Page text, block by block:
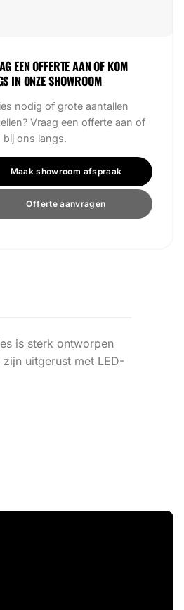
EEN OFFERTE AAN OF KOM
IN ONZE SHOWROOM
nodig of grote aantallen
Vraag een offerte aan of
bij ons langs.
Maak showroom afspraak
Offerte aanvragen
is sterk ontworpen
uitgerust met LED-